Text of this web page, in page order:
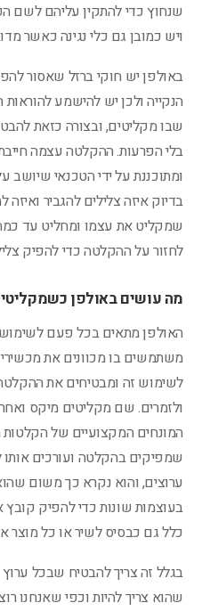
שנחוץ כדי להתקין עליהם לשם
ויש כמובן גם כלי נגינה כאשר
באולפן יש חוקי ברזל שאסור
הנקייה ולכן יש להישמע
שבו מקליטים, ובצורה כזאת
בלי הפרעות. ההקלטה עצמה
ומתוכננת על ידי הטכנאי
בדיוק איזה צלילים להגביר ואיזה
שמקליט את עצמו ומחליט עד
לחזור על ההקלטה כדי להפיק
מה עושים באולפן
האולפן מתאים בכל פעם
משתמשים בו מכוונים את
לשימוש זה ומבטיחים את
ולזמרים. שם מקליטים מיקס
המונחים המקצועיים של
שמפיקים בהקלטה ועורכים
ערוצים, והוא נקרא כך משום
בעוצמות שונות כדי להפיק קובץ
כלל גם כבסיס לשיר או כל מוצר
בגלל זה צריך להבטיח שבכל
שהוא צריך להיות וכפי שאנחנו